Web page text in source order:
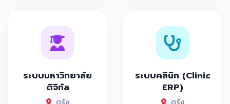
ระบบมหาวิทยาลัย
ดิจิทัล
ระบบคลินิก (Clinic
ERP)